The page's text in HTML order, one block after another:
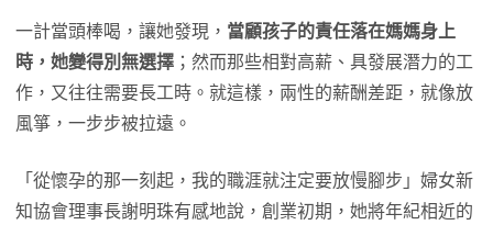
一計當頭棒喝，讓她發現， 當顧孩子的責任落在媽媽身上
時，她變得別無選擇 ；然而那些相對高薪、具發展潛力的工
作，又往往需要長工時。就這樣，兩性的薪酬差距，就像放
風箏，一步步被拉遠。
「從懷孕的那一刻起，我的職涯就注定要放慢腳步」婦女新
知協會理事長謝明珠有感地說，創業初期，她將年紀相近的